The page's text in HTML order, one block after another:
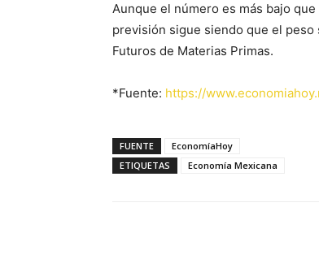
Aunque el número es más bajo
previsión sigue siendo que el
Futuros de Materias Primas.
*Fuente: https://
FUENTE
EconomíaHoy
ETIQUETAS
Economía Mexicana